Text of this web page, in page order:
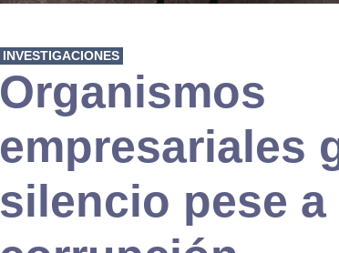
INVESTIGACIONES
Organismos
empresariales
silencio pese a